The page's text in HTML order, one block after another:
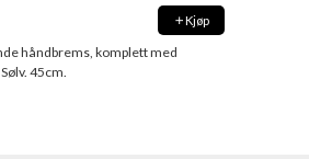
Kjøp
håndbrems, komplett med
45cm.